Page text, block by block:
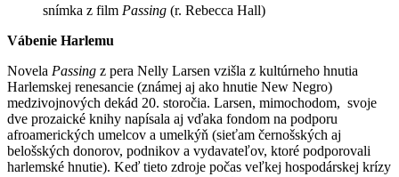
snímka z film Passing (r. Rebecca Hall)
Vábenie Harlemu
Novela Passing z pera Nelly Larsen vzišla z kultúrneho hnutia
Harlemskej renesancie (známej aj ako hnutie New Negro)
medzivojnových dekád 20. storočia. Larsen, mimochodom, svoje
dve prozaické knihy napísala aj vďaka fondom na podporu
afroamerických umelcov a umelkýň (sieťam černošských aj
belošských donorov, podnikov a vydavateľov, ktoré podporovali
harlemské hnutie). Keď tieto zdroje počas veľkej hospodárskej krízy